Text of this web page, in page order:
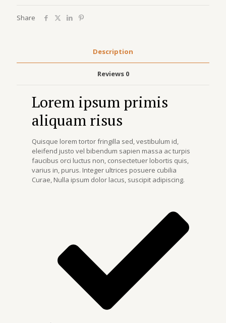
Share
Description
Reviews 0
Lorem ipsum primis
aliquam risus
Quisque lorem tortor fringilla sed, vestibulum id,
eleifend justo vel bibendum sapien massa ac turpis
faucibus orci luctus non, consectetuer lobortis quis,
varius in, purus. Integer ultrices posuere cubilia
Curae, Nulla ipsum dolor lacus, suscipit adipiscing.